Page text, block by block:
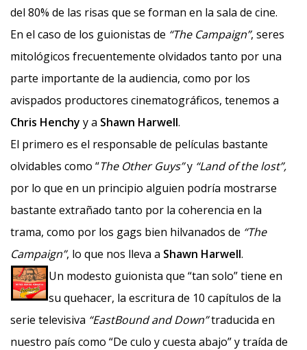
del 80% de las risas que se forman en la sala de cine.
En el caso de los guionistas de “The Campaign”, seres
mitológicos frecuentemente olvidados tanto por una
parte importante de la audiencia, como por los
avispados productores cinematográficos, tenemos a
Chris Henchy y a Shawn Harwell.
El primero es el responsable de películas bastante
olvidables como “The Other Guys”y “Land of the lost”,
por lo que en un principio alguien podría mostrarse
bastante extrañado tanto por la coherencia en la
trama, como por los gags bien hilvanados de “The
Campaign”, lo que nos lleva a Shawn Harwell.
Un modesto guionista que “tan solo” tiene en
su quehacer, la escritura de 10 capítulos de la
serie televisiva “EastBound and Down”traducida en
nuestro país como “De culo y cuesta abajo” y traída de